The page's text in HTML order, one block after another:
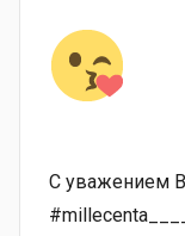
С уважением